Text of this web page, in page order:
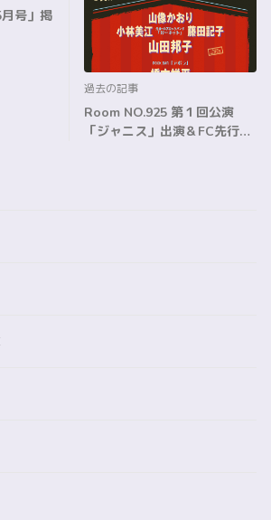
号」掲
過去の記事
Room NO.925 第１回公演
「ジャニス」出演＆FC先行の